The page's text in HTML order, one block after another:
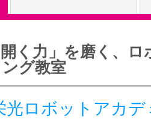
特集をみる
グッドスク
開く力」を磨く、ロ
グ教室
光ロボットアカデ